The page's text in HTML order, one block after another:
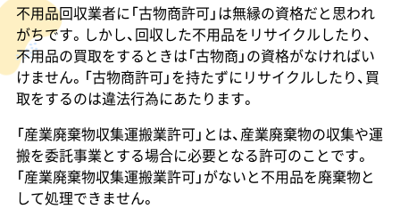
不用品回収業者に「古物商許可」は無縁の資格だと思われ
がちです。しかし、回収した不用品をリサイクルしたり、
不用品の買取をするときは「古物商」の資格がなければい
けません。「古物商許可」を持たずにリサイクルしたり、買
取をするのは違法行為にあたります。
「産業廃棄物収集運搬業許可」とは、産業廃棄物の収集や運
搬を委託事業とする場合に必要となる許可のことです。
「産業廃棄物収集運搬業許可」がないと不用品を廃棄物と
して処理できません。